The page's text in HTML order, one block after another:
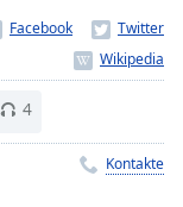
4
Kontakte